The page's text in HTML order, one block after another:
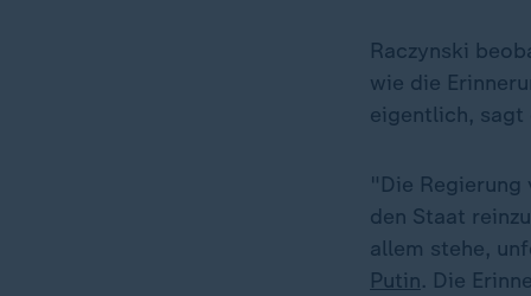
Raczynski
wie die
eigentlich, sagt
"Die
den Staat
allem stehe,
Putin. Die